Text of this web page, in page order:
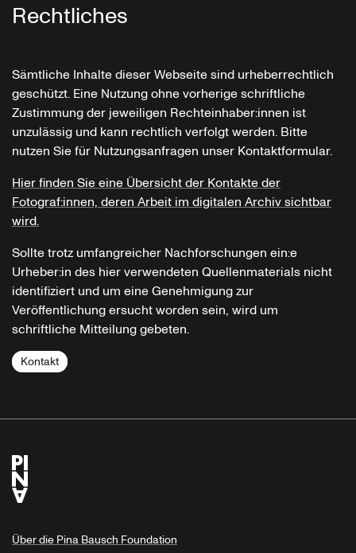
Rechtliches
Sämtliche Inhalte dieser Webseite sind urheberrechtlich
geschützt. Eine Nutzung ohne vorherige schriftliche
Zustimmung der jeweiligen Rechteinhaber:innen ist
unzulässig und kann rechtlich verfolgt werden. Bitte
nutzen Sie für Nutzungsanfragen unser Kontaktformular.
Hier finden Sie eine Übersicht der Kontakte der
Fotograf:innen, deren Arbeit im digitalen Archiv sichtbar
wird.
Sollte trotz umfangreicher Nachforschungen ein:e
Urheber:in des hier verwendeten Quellenmaterials nicht
identifiziert und um eine Genehmigung zur
Veröffentlichung ersucht worden sein, wird um
schriftliche Mitteilung gebeten.
Kontakt
Über die Pina Bausch Foundation